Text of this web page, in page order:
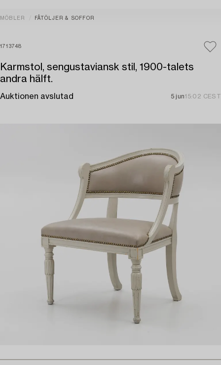
MÖBLER FÅTÖLJER & SOFFOR
1713748
Karmstol, sengustaviansk stil, 1900-talets
andra hälft.
Auktionen avslutad 5 jun15:02 CEST